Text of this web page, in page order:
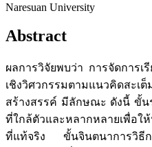
Naresuan University
Abstract
ผลการวิจัยพบว่า การจัดการเ
เชิงวิศวกรรมตามแนวคิดส
สร้างสรรค์ มีลักษณะ ดังนี้ ขั้
ที่ใกล้ตัวและหลากหลายเพื่อใ
ที่แท้จริง ขั้นจินตนาการวิธี